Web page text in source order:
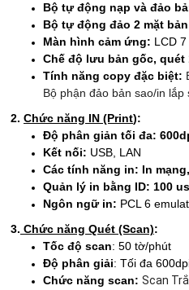
Bộ tự động nạp và đảo
Bộ tự động đảo 2 mặt
Màn hình cảm ứng: LCD 7
Chế độ lưu bản gốc, quét
Tính năng copy đặc biệt:
Bộ phận đảo bản sao/in lắp
2. Chức năng IN (Print):
Độ phân giản tối đa:
Kết nối: USB, LAN
Các tính năng in: In
Quản lý in bằng ID: 100
Ngôn ngữ in: PCL 6
3. Chức năng Quét (Scan):
Tốc độ scan: 50 tờ/phút
Độ phân giải: Tối đa
Chức năng scan: Scan